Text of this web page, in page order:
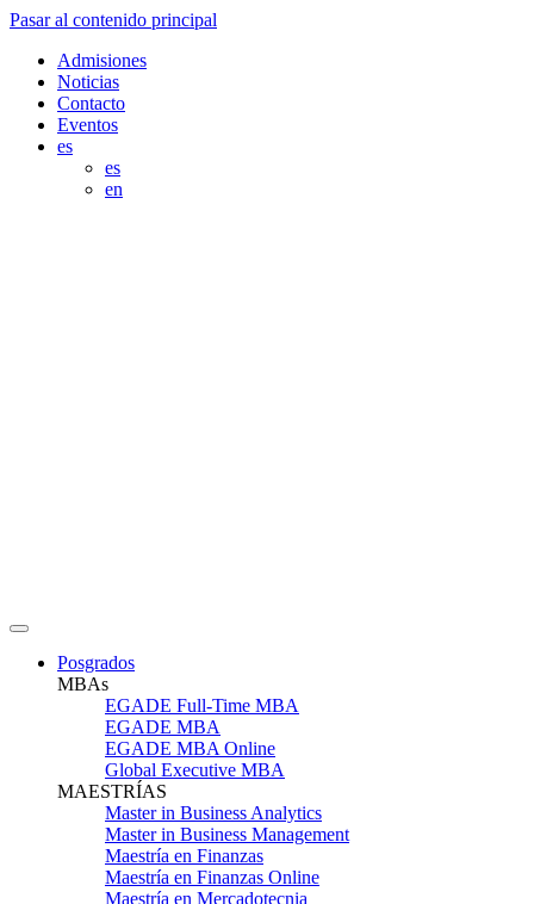
Pasar al contenido principal
Admisiones
Noticias
Contacto
Eventos
es
es
en
Posgrados
MBAs
EGADE Full-Time MBA
EGADE MBA
EGADE MBA Online
Global Executive MBA
MAESTRÍAS
Master in Business Analytics
Master in Business Management
Maestría en Finanzas
Maestría en Finanzas Online
Maestría en Mercadotecnia